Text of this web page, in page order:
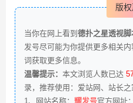
版
当你在网上看到 德扑之星透视
发号尽可能为你提供更多相关
词获取更多信息。
温馨提示： 本文浏览人数已达
录，推荐使用： 爱站网 、 站长之
1、网站名称： 耀发号官方网址：